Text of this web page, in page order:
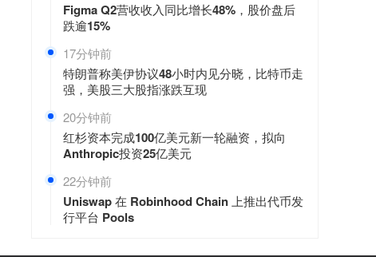
Figma Q2营收收入同比增长48%，股价盘后
跌逾15%
17分钟前
特朗普称美伊协议48小时内见分晓，比特币走
强，美股三大股指涨跌互现
20分钟前
红杉资本完成100亿美元新一轮融资，拟向
Anthropic投资25亿美元
22分钟前
Uniswap 在 Robinhood Chain 上推出代币发
行平台 Pools